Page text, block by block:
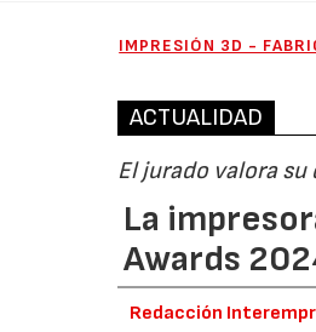
IMPRESIÓN 3D -
ACTUALIDAD
El jurado valora
La
Awards
Redacción